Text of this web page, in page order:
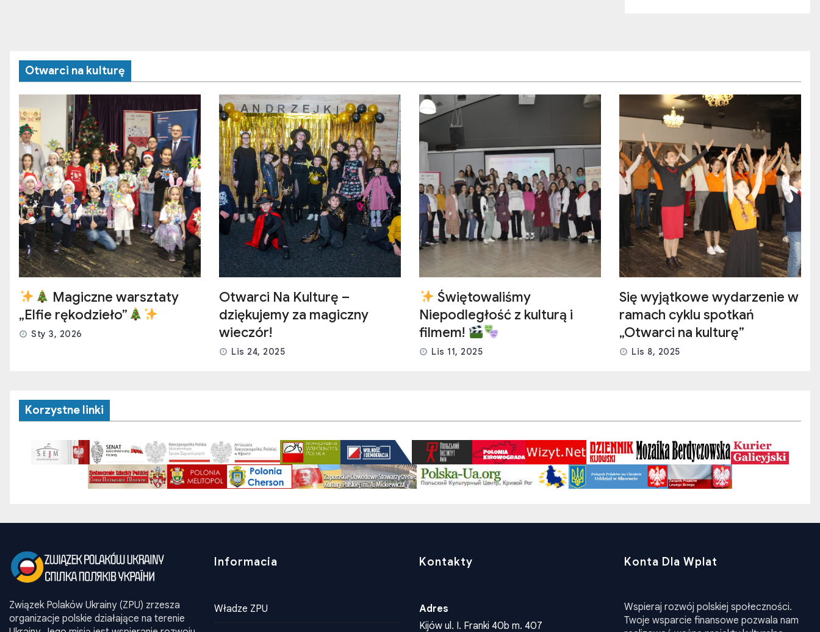
Otwarci na kulturę
Magiczne warsztaty
„Elfie rękodzieło”
Sty 3, 2026
Otwarci Na Kulturę –
dziękujemy za magiczny
wieczór!
Lis 24, 2025
Świętowaliśmy
Niepodległość z kulturą i
filmem!
Lis 11, 2025
Się wyjątkowe wydarzenie w
ramach cyklu spotkań
„Otwarci na kulturę”
Lis 8, 2025
Korzystne linki
Związek Polaków Ukrainy (ZPU) zrzesza
organizacje polskie działające na terenie
Informacia
Władze ZPU
Kontakty
Adres
Kijów ul. I. Franki 40b m. 407
Konta Dla Wplat
Wspieraj rozwój polskiej społeczności.
Twoje wsparcie finansowe pozwala nam